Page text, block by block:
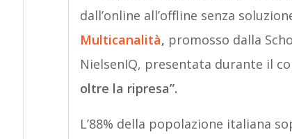
dall’online all’offline senza
Multicanalità, promosso dalla
NielsenIQ, presentata durante il
oltre la ripresa”.
L’88% della popolazione italiana